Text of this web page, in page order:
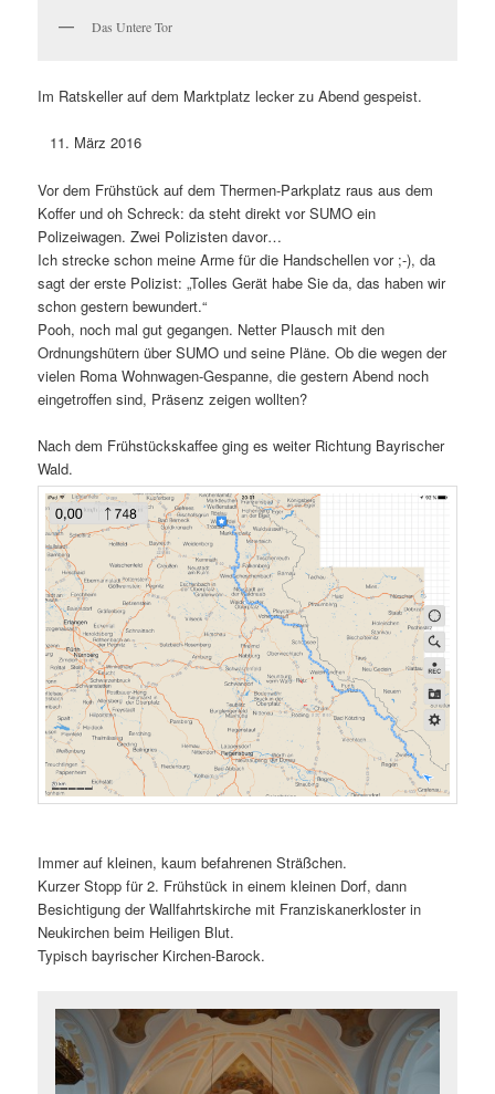
Das Untere Tor
Im Ratskeller auf dem Marktplatz lecker zu Abend gespeist.
März 2016
Vor dem Frühstück auf dem Thermen-Parkplatz raus aus dem
Koffer und oh Schreck: da steht direkt vor SUMO ein
Polizeiwagen. Zwei Polizisten davor…
Ich strecke schon meine Arme für die Handschellen vor ;-), da
sagt der erste Polizist: „Tolles Gerät habe Sie da, das haben wir
schon gestern bewundert.“
Pooh, noch mal gut gegangen. Netter Plausch mit den
Ordnungshütern über SUMO und seine Pläne. Ob die wegen der
vielen Roma Wohnwagen-Gespanne, die gestern Abend noch
eingetroffen sind, Präsenz zeigen wollten?
Nach dem Frühstückskaffee ging es weiter Richtung Bayrischer
Wald.
Immer auf kleinen, kaum befahrenen Sträßchen.
Kurzer Stopp für 2. Frühstück in einem kleinen Dorf, dann
Besichtigung der Wallfahrtskirche mit Franziskanerkloster in
Neukirchen beim Heiligen Blut.
Typisch bayrischer Kirchen-Barock.